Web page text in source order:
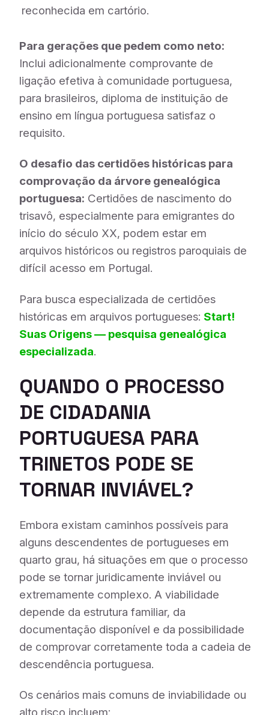
reconhecida em cartório.
Para gerações que pedem como neto:
Inclui adicionalmente comprovante de
ligação efetiva à comunidade portuguesa,
para brasileiros, diploma de instituição de
ensino em língua portuguesa satisfaz o
requisito.
O desafio das certidões históricas para
comprovação da árvore genealógica
portuguesa: Certidões de nascimento do
trisavô, especialmente para emigrantes do
início do século XX, podem estar em
arquivos históricos ou registros paroquiais de
difícil acesso em Portugal.
Para busca especializada de certidões
históricas em arquivos portugueses: Start!
Suas Origens — pesquisa genealógica
especializada.
QUANDO O PROCESSO
DE CIDADANIA
PORTUGUESA PARA
TRINETOS PODE SE
TORNAR INVIÁVEL?
Embora existam caminhos possíveis para
alguns descendentes de portugueses em
quarto grau, há situações em que o processo
pode se tornar juridicamente inviável ou
extremamente complexo. A viabilidade
depende da estrutura familiar, da
documentação disponível e da possibilidade
de comprovar corretamente toda a cadeia de
descendência portuguesa.
Os cenários mais comuns de inviabilidade ou